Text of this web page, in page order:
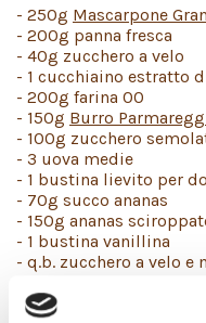
- 250g Mascarpone
- 200g panna fresca
- 40g zucchero a velo
- 1 cucchiaino estratto
- 200g farina 00
- 150g Burro
- 100g zucchero
- 3 uova medie
- 1 bustina lievito per
- 70g succo ananas
- 150g ananas
- 1 bustina vanillina
- q.b. zucchero a velo